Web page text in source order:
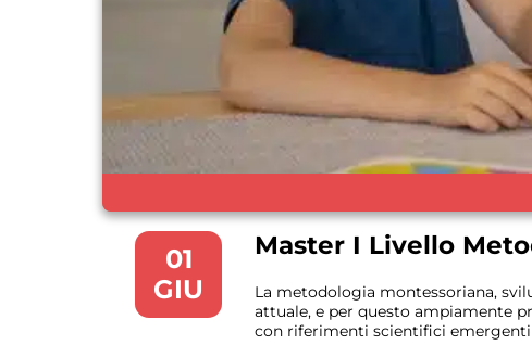
01
GIU
Master I Livello
La metodologia montessoriana,
attuale, e per questo ampiamente
con riferimenti scientifici emergenti